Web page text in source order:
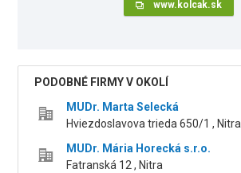
www.kolcak.sk
PODOBNÉ FIRMY V OKOLÍ
MUDr. Marta Selecká
Hviezdoslavova trieda 650/1 , Nitra
MUDr. Mária Horecká s.r.o.
Fatranská 12 , Nitra